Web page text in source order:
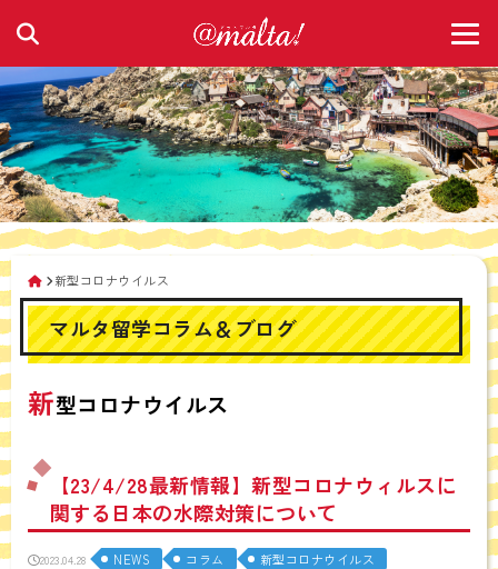
新型コロナウイルス
マルタ留学コラム＆ブログ
新型コロナウイルス
【23/4/28最新情報】新型コロナウィルスに
関する日本の水際対策について
2023.04.28 NEWS コラム 新型コロナウイルス